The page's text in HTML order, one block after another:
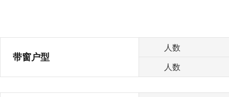
带窗户型
人数
人数